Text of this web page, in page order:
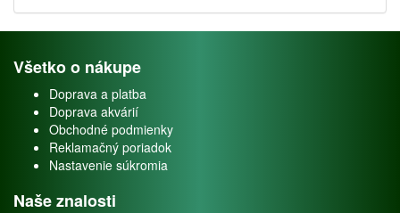
Všetko o nákupe
Doprava a platba
Doprava akvárií
Obchodné podmienky
Reklamačný poriadok
Nastavenie súkromia
Naše znalosti